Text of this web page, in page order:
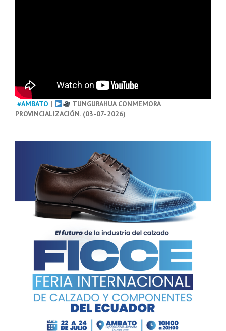
#AMBATO |
TUNGURAHUA CONMEMORA
PROVINCIALIZACIÓN. (03-07-2026)